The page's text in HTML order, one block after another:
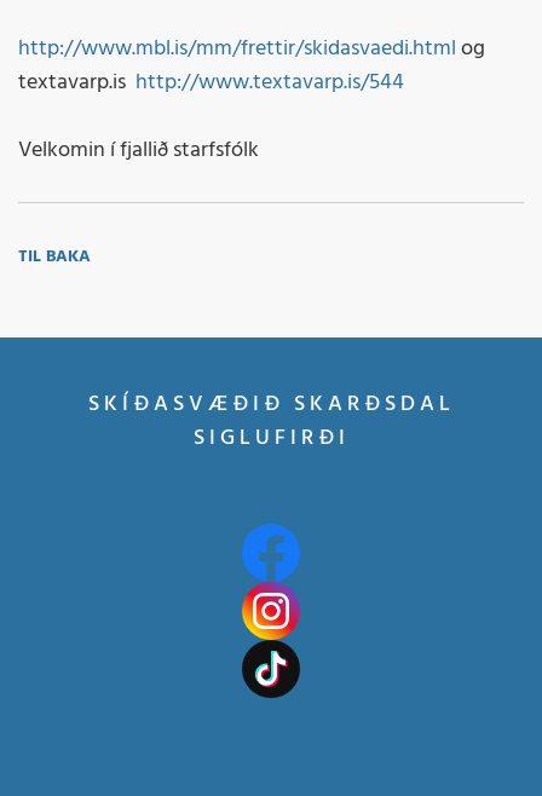
http://www.mbl.is/mm/frettir/skidasvaedi.htmlog
textavarp.is http://www.textavarp.is/544
Velkomin í fjallið starfsfólk
TIL BAKA
SKÍÐASVÆÐIÐ SKARÐSDAL
SIGLUFIRÐI